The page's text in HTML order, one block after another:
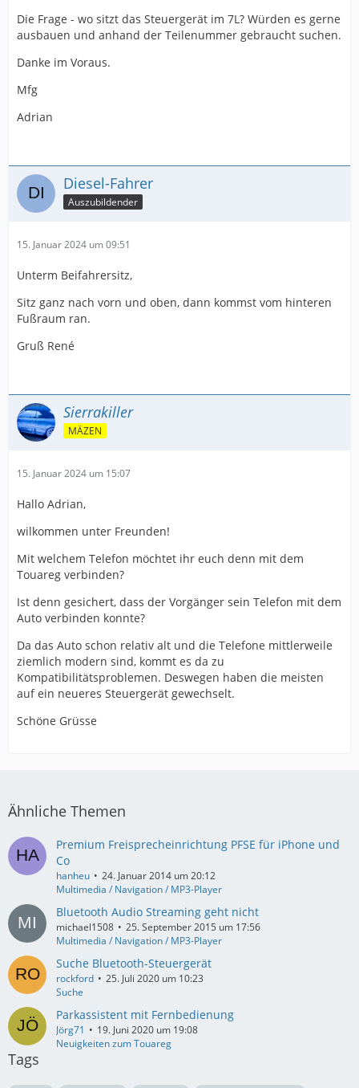
Die Frage - wo sitzt das Steuergerät im 7L? Würden es gerne
ausbauen und anhand der Teilenummer gebraucht suchen.
Danke im Voraus.
Mfg
Adrian
Diesel-Fahrer
Auszubildender
15. Januar 2024 um 09:51
Unterm Beifahrersitz,
Sitz ganz nach vorn und oben, dann kommst vom hinteren
Fußraum ran.
Gruß René
Sierrakiller
MÄZEN
15. Januar 2024 um 15:07
Hallo Adrian,
wilkommen unter Freunden!
Mit welchem Telefon möchtet ihr euch denn mit dem
Touareg verbinden?
Ist denn gesichert, dass der Vorgänger sein Telefon mit dem
Auto verbinden konnte?
Da das Auto schon relativ alt und die Telefone mittlerweile
ziemlich modern sind, kommt es da zu
Kompatibilitätsproblemen. Deswegen haben die meisten
auf ein neueres Steuergerät gewechselt.
Schöne Grüsse
Ähnliche Themen
Premium Freisprecheinrichtung PFSE für iPhone und
Co
hanheu
24. Januar 2014 um 20:12
Multimedia / Navigation / MP3-Player
Bluetooth Audio Streaming geht nicht
michael1508
25. September 2015 um 17:56
Multimedia / Navigation / MP3-Player
Suche Bluetooth-Steuergerät
rockford
25. Juli 2020 um 10:23
Suche
Parkassistent mit Fernbedienung
Jörg71
19. Juni 2020 um 19:08
Neuigkeiten zum Touareg
Tags